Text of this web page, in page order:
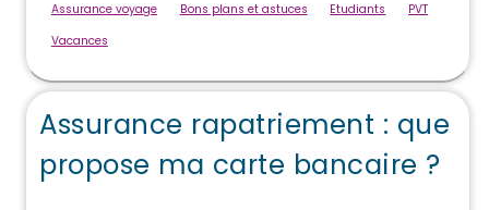
Assurance voyage
Bons plans et astuces Etudiants
PVT
Vacances
Assurance rapatriement : que
propose ma carte bancaire ?